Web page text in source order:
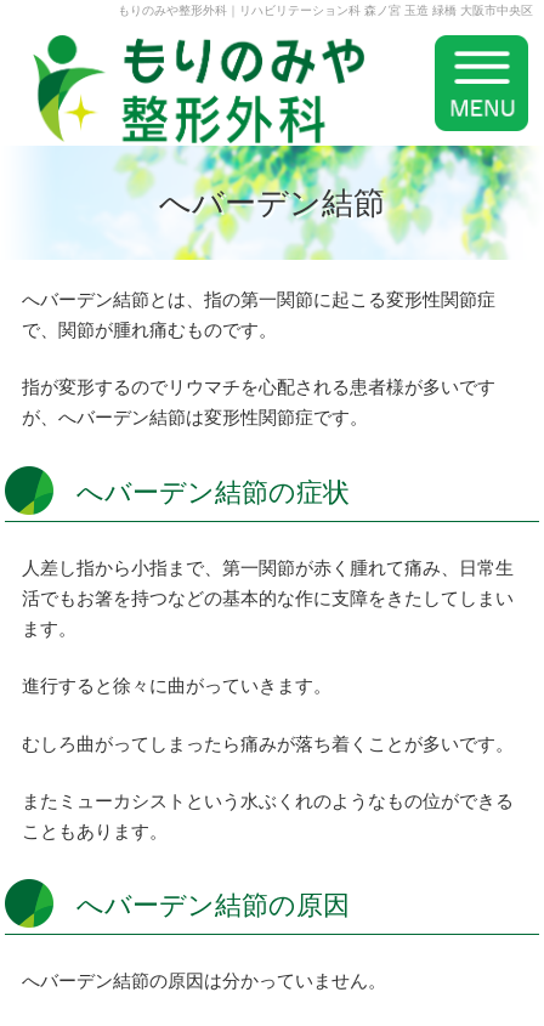
もりのみや整形外科｜リハビリテーション科 森ノ宮 玉造 緑橋 大阪市中央区
へバーデン結節
へバーデン結節とは、指の第一関節に起こる変形性関節症
で、関節が腫れ痛むものです。
指が変形するのでリウマチを心配される患者様が多いです
が、へバーデン結節は変形性関節症です。
へバーデン結節の症状
人差し指から小指まで、第一関節が赤く腫れて痛み、日常生
活でもお箸を持つなどの基本的な作に支障をきたしてしまい
ます。
進行すると徐々に曲がっていきます。
むしろ曲がってしまったら痛みが落ち着くことが多いです。
またミューカシストという水ぶくれのようなもの位ができる
こともあります。
へバーデン結節の原因
へバーデン結節の原因は分かっていません。